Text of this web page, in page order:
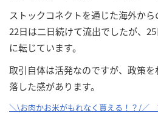
ストックコネクトを通じた海外から
22日は二日続けて流出でしたが、
に転じています。
取引自体は活発なのですが、政策
落した感があります。
＼\お肉かお米がもれなく貰える！？/